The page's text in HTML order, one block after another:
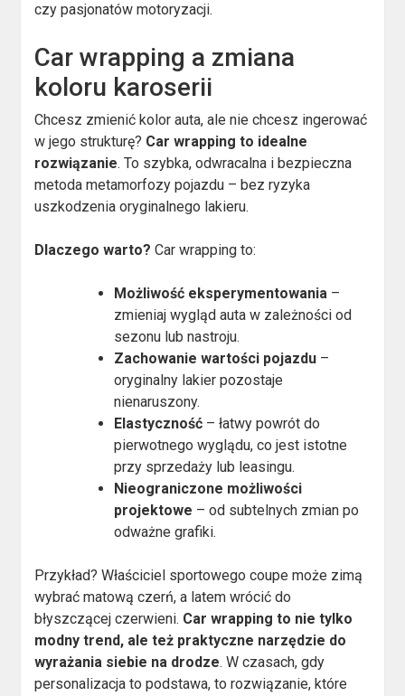
czy pasjonatów motoryzacji.
Car wrapping a zmiana
koloru karoserii
Chcesz zmienić kolor auta, ale nie chcesz ingerować
w jego strukturę? Car wrapping to idealne
rozwiązanie. To szybka, odwracalna i bezpieczna
metoda metamorfozy pojazdu – bez ryzyka
uszkodzenia oryginalnego lakieru.
Dlaczego warto? Car wrapping to:
Możliwość eksperymentowania –
zmieniaj wygląd auta w zależności od
sezonu lub nastroju.
Zachowanie wartości pojazdu –
oryginalny lakier pozostaje
nienaruszony.
Elastyczność – łatwy powrót do
pierwotnego wyglądu, co jest istotne
przy sprzedaży lub leasingu.
Nieograniczone możliwości
projektowe – od subtelnych zmian po
odważne grafiki.
Przykład? Właściciel sportowego coupe może zimą
wybrać matową czerń, a latem wrócić do
błyszczącej czerwieni. Car wrapping to nie tylko
modny trend, ale też praktyczne narzędzie do
wyrażania siebie na drodze. W czasach, gdy
personalizacja to podstawa, to rozwiązanie, które